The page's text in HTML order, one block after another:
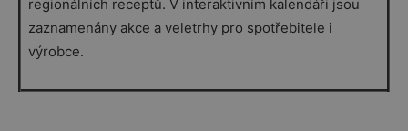
regionálních receptů. V interaktivním kalendáři jsou
zaznamenány akce a veletrhy pro spotřebitele i
výrobce.